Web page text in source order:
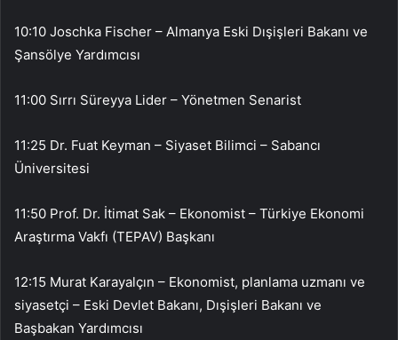
10:10 Joschka Fischer – Almanya Eski Dışişleri Bakanı ve
Şansölye Yardımcısı
11:00 Sırrı Süreyya Lider – Yönetmen Senarist
11:25 Dr. Fuat Keyman – Siyaset Bilimci – Sabancı
Üniversitesi
11:50 Prof. Dr. İtimat Sak – Ekonomist – Türkiye Ekonomi
Araştırma Vakfı (TEPAV) Başkanı
12:15 Murat Karayalçın – Ekonomist, planlama uzmanı ve
siyasetçi – Eski Devlet Bakanı, Dışişleri Bakanı ve
Başbakan Yardımcısı